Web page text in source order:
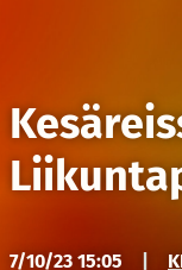
7/10/23 15:05